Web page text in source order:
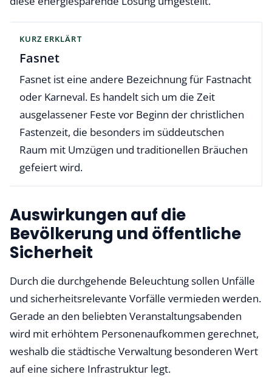
KURZ ERKLÄRT
Fasnet
Fasnet ist eine andere Bezeichnung für Fastnacht
oder Karneval. Es handelt sich um die Zeit
ausgelassener Feste vor Beginn der christlichen
Fastenzeit, die besonders im süddeutschen
Raum mit Umzügen und traditionellen Bräuchen
gefeiert wird.
Auswirkungen auf die
Bevölkerung und öffentliche
Sicherheit
Durch die durchgehende Beleuchtung sollen Unfälle
und sicherheitsrelevante Vorfälle vermieden werden.
Gerade an den beliebten Veranstaltungsabenden
wird mit erhöhtem Personenaufkommen gerechnet,
weshalb die städtische Verwaltung besonderen Wert
auf eine sichere Infrastruktur legt.